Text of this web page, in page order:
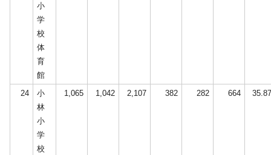
小
学
校
体
育
館
24
小
林
小
学
校
1,065 1,042 2,107 382 282 664 35.87